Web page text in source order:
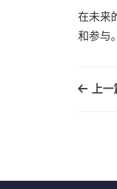
在未来
和参与
上一